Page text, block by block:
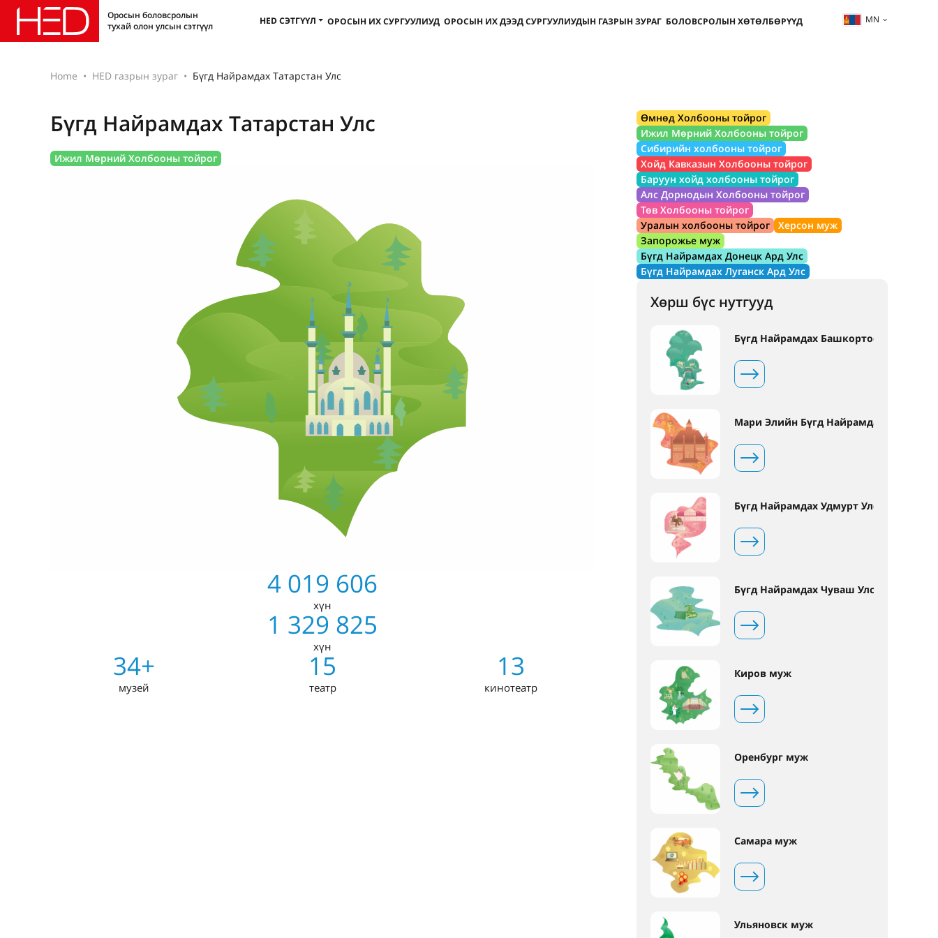
Оросын боловсролын
тухай олон улсын сэтгүүл
HED СЭТГҮҮЛ ОРОСЫН ИХ СУРГУУЛИУД ОРОСЫН ИХ ДЭЭД СУРГУУЛИУДЫН ГАЗРЫН ЗУРАГ БОЛОВСРОЛЫН ХӨТӨЛБӨРҮҮД MN
Home HED газрын зураг Бүгд Найрамдах Татарстан Улс
Бүгд Найрамдах Татарстан Улс
Ижил Мөрний Холбооны тойрог
4 019 606
хүн
1 329 825
хүн
34+
музей
15
театр
13
кинотеатр
Өмнөд Холбооны тойрог
Ижил Мөрний Холбооны тойрог
Сибирийн холбооны тойрог
Хойд Кавказын Холбооны тойрог
Баруун хойд холбооны тойрог
Алс Дорнодын Холбооны тойрог
Төв Холбооны тойрог
Уралын холбооны тойрог
Херсон муж
Запорожье муж
Бүгд Найрамдах Донецк Ард Улс
Бүгд Найрамдах Луганск Ард Улс
Хөрш бүс нутгууд
Бүгд Найрамдах Башкортостан Улс
Мари Элийн Бүгд Найрамдах Улс
Бүгд Найрамдах Удмурт Улс
Бүгд Найрамдах Чуваш Улс
Киров муж
Оренбург муж
Самара муж
Ульяновск муж